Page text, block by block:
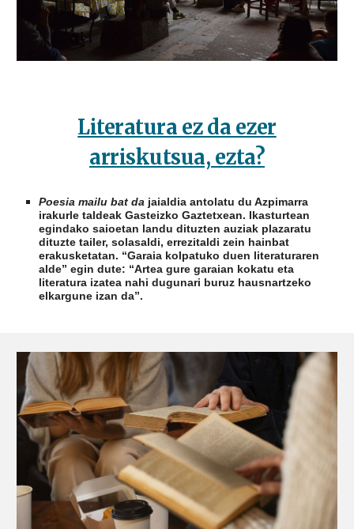
Literatura ez da ezer
arriskutsua, ezta?
Poesia mailu bat da jaialdia antolatu du Azpimarra
irakurle taldeak Gasteizko Gaztetxean. Ikasturtean
egindako saioetan landu dituzten auziak plazaratu
dituzte tailer, solasaldi, errezitaldi zein hainbat
erakusketatan. “Garaia kolpatuko duen literaturaren
alde” egin dute: “Artea gure garaian kokatu eta
literatura izatea nahi dugunari buruz hausnartzeko
elkargune izan da”.